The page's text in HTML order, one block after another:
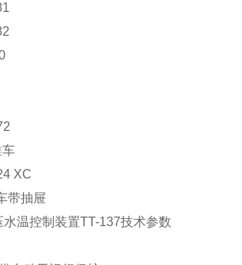
XC
带抽屉
水温控制装置TT-137技术参数